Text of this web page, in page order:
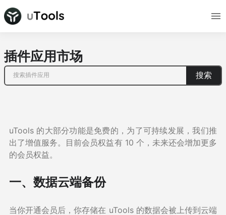
插件应用市场
搜索
uTools 的大部分功能是免费的，为了可持续发展，我们推
出了增值服务。目前会员权益有 10 个，未来还会增加更多
的会员权益。
一、数据云端备份
当你开通会员后，你存储在 uTools 的数据会被上传到云端